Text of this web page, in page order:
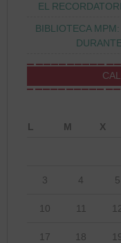
EL
BIBLIOTECA
L
M X
3 4 5
10 11
17 18